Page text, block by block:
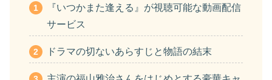
『いつかまた逢える』が視聴可能な動画配信
サービス
ドラマの切ないあらすじと物語の結末